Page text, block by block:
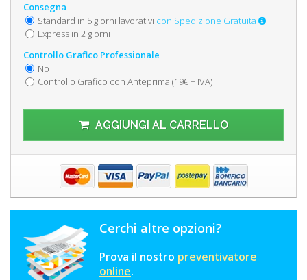
Consegna
Standard in 5 giorni lavorativi con Spedizione Gratuita
Express in 2 giorni
Controllo Grafico Professionale
No
Controllo Grafico con Anteprima (19€ + IVA)
AGGIUNGI AL CARRELLO
Cerchi altre opzioni?
Prova il nostro preventivatore
online.